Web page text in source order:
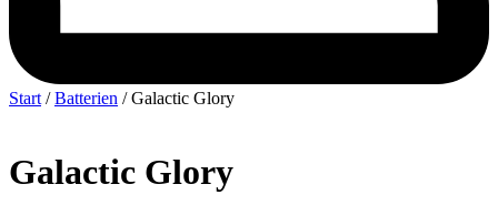
Start /Batterien / Galactic Glory
Galactic Glory